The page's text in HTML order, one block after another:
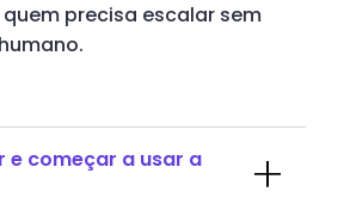
precisa escalar sem
e começar a usar a